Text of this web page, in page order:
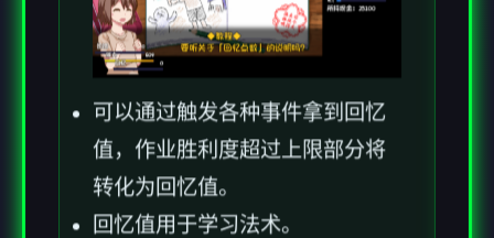
可以通过触发各种事件拿到回忆
值，作业胜利度超过上限部分将
转化为回忆值。
回忆值用于学习法术。